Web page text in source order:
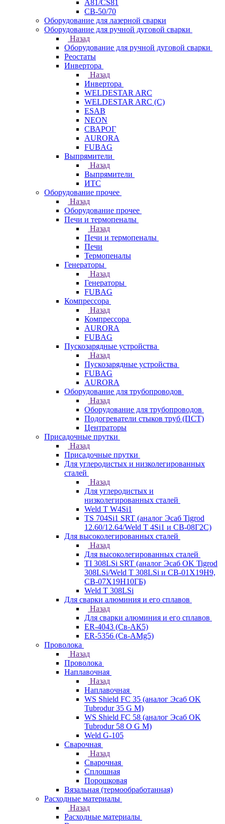
А81/CS81
СВ-50/70
Оборудование для лазерной сварки
Оборудование для ручной дуговой сварки
Назад
Оборудование для ручной дуговой сварки
Реостаты
Инвертора
Назад
Инвертора
WELDESTAR ARC
WELDESTAR ARC (С)
ESAB
NEON
СВАРОГ
AURORA
FUBAG
Выпрямители
Назад
Выпрямители
ИТС
Оборудование прочее
Назад
Оборудование прочее
Печи и термопеналы
Назад
Печи и термопеналы
Печи
Термопеналы
Генераторы
Назад
Генераторы
FUBAG
Компрессора
Назад
Компрессора
AURORA
FUBAG
Пускозарядные устройства
Назад
Пускозарядные устройства
FUBAG
AURORA
Оборудование для трубопроводов
Назад
Оборудование для трубопроводов
Подогреватели стыков труб (ПСТ)
Центраторы
Присадочные прутки
Назад
Присадочные прутки
Для углеродистых и низколегированных
сталей
Назад
Для углеродистых и
низколегированных сталей
Weld T W4Si1
TS 704Si1 SRT (аналог Эсаб Tigrod
12.60/12.64/Weld T 4Si1 и СВ-08Г2С)
Для высоколегированных сталей
Назад
Для высоколегированных сталей
TI 308LSi SRT (аналог Эсаб OK Tigrod
308LSi/Weld T 308LSi и СВ-01Х19Н9,
СВ-07Х19Н10ГБ)
Weld T 308LSi
Для сварки алюминия и его сплавов
Назад
Для сварки алюминия и его сплавов
ER-4043 (Св-АК5)
ER-5356 (Св-АМg5)
Проволока
Назад
Проволока
Наплавочная
Назад
Наплавочная
WS Shield FC 35 (аналог Эсаб OK
Tubrodur 35 G M)
WS Shield FC 58 (аналог Эсаб OK
Tubrodur 58 O G M)
Weld G-105
Сварочная
Назад
Сварочная
Сплошная
Порошковая
Вязальная (термообработанная)
Расходные материалы
Назад
Расходные материалы